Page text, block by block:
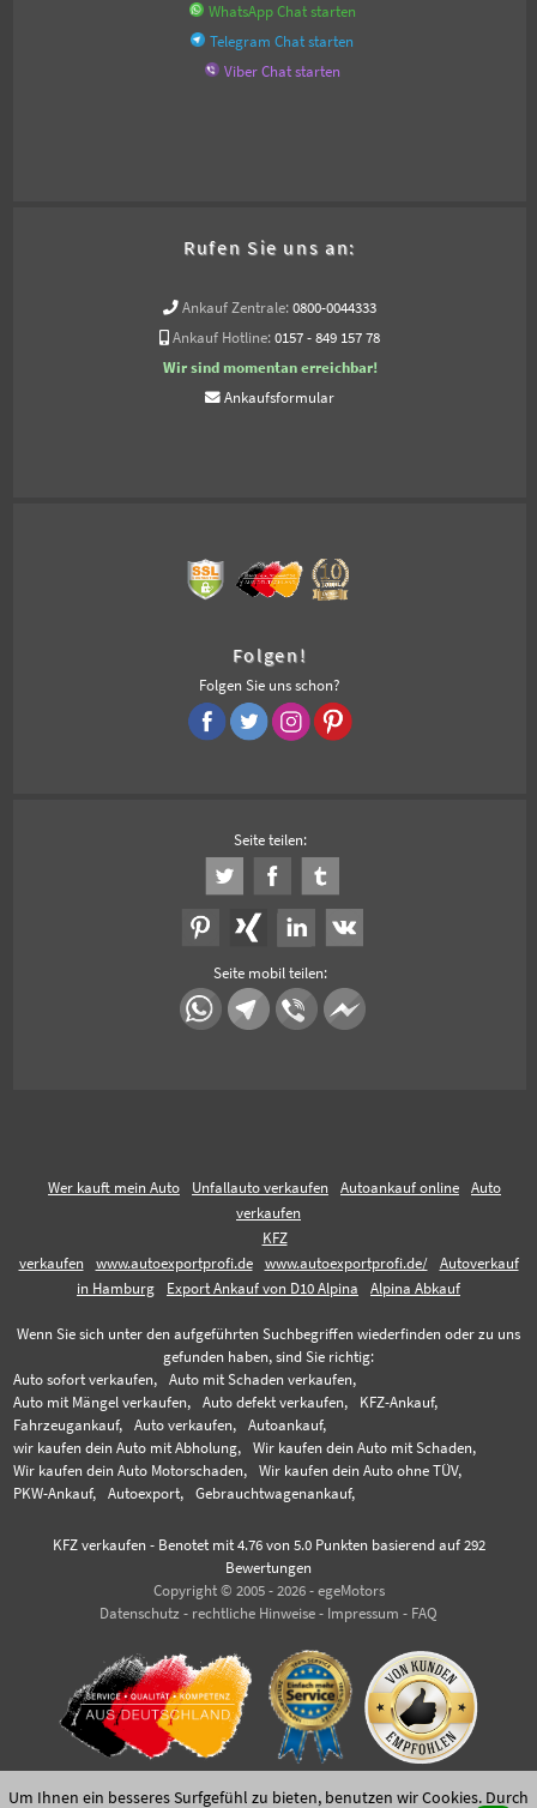
WhatsApp Chat starten
Telegram Chat starten
Viber Chat starten
Rufen Sie uns an:
Ankauf Zentrale: 0800-0044333
Ankauf Hotline: 0157 - 849 157 78
Wir sind momentan erreichbar!
Ankaufsformular
Folgen!
Folgen Sie uns schon?
Seite teilen:
Seite mobil teilen:
Wer kauft mein Auto Unfallauto verkaufen Autoankauf online
Auto
verkaufen
KFZ
verkaufen
www.autoexportprofi.de www.autoexportprofi.de/
Autoverkauf
in Hamburg
Export Ankauf von D10 Alpina Alpina Abkauf
Wenn Sie sich unter den aufgeführten Suchbegriffen wiederfinden oder zu uns
gefunden haben, sind Sie richtig:
Auto sofort verkaufen,
Auto mit Schaden verkaufen,
Auto mit Mängel verkaufen,
Auto defekt verkaufen,
KFZ-Ankauf,
Fahrzeugankauf,
Auto verkaufen,
Autoankauf,
wir kaufen dein Auto mit Abholung,
Wir kaufen dein Auto mit Schaden,
Wir kaufen dein Auto Motorschaden,
Wir kaufen dein Auto ohne TÜV,
PKW-Ankauf,
Autoexport, Gebrauchtwagenankauf,
KFZ verkaufen- Benotet mit 4.76von 5.0 Punkten basierend auf 292
Bewertungen
Copyright © 2005 - 2026 - egeMotors
Datenschutz - rechtliche Hinweise - Impressum - FAQ
Um Ihnen ein besseres Surfgefühl zu bieten, benutzen wir Cookies. Durch